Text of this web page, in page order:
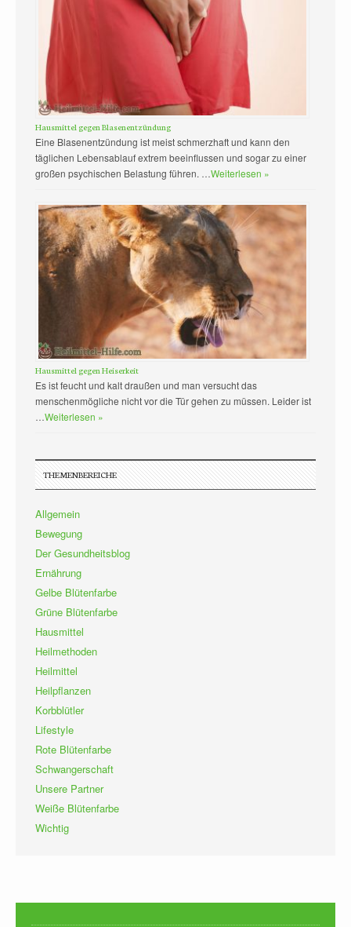
Hausmittel gegen Blasenentzündung
Eine Blasenentzündung ist meist schmerzhaft und kann den
täglichen Lebensablauf extrem beeinflussen und sogar zu einer
großen psychischen Belastung führen. …Weiterlesen »
Hausmittel gegen Heiserkeit
Es ist feucht und kalt draußen und man versucht das
menschenmögliche nicht vor die Tür gehen zu müssen. Leider ist
…Weiterlesen »
THEMENBEREICHE
Allgemein
Bewegung
Der Gesundheitsblog
Ernährung
Gelbe Blütenfarbe
Grüne Blütenfarbe
Hausmittel
Heilmethoden
Heilmittel
Heilpflanzen
Korbblütler
Lifestyle
Rote Blütenfarbe
Schwangerschaft
Unsere Partner
Weiße Blütenfarbe
Wichtig